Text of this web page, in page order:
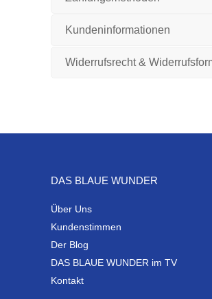
Kundeninformationen
Widerrufsrecht &
DAS BLAUE WUNDER
Über Uns
Kundenstimmen
Der Blog
DAS BLAUE WUNDER im TV
Kontakt